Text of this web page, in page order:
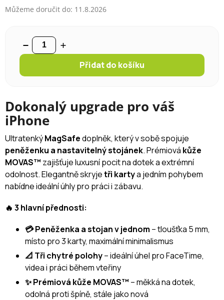
Můžeme doručit do: 11.8.2026
Přidat do košíku
Dokonalý upgrade pro váš
iPhone
UltratenkýMagSafedoplněk, který v sobě spojuje
peněženku a nastavitelný stojánek. Prémiová kůže
MOVAS™ zajišťuje luxusní pocit na dotek a extrémní
odolnost. Elegantně skryjetři kartya jedním pohybem
nabídne ideální úhly pro práci i zábavu.
🔥 3 hlavní přednosti:
💳 Peněženka a stojan v jednom – tloušťka 5 mm,
místo pro 3 karty, maximální minimalismus
📐 Tři chytré polohy– ideální úhel pro FaceTime,
videa i práci během vteřiny
✨ Prémiová kůže MOVAS™ – měkká na dotek,
odolná proti špíně, stále jako nová